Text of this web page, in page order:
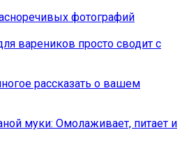
фотографий
вареников просто сводит с
рассказать о вашем
муки: Омолаживает, питает и